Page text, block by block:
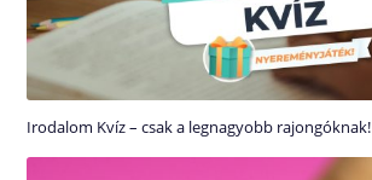
Irodalom Kvíz – csak a legnagyobb rajongóknak!